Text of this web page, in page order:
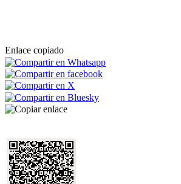
Enlace copiado